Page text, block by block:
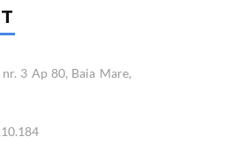
nr. 3 Ap 80, Baia Mare,